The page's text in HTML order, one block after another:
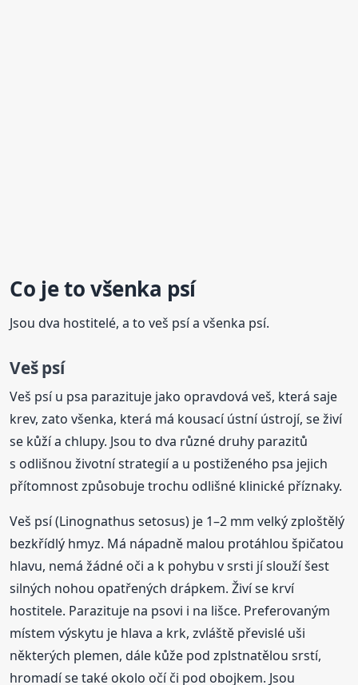
Co je to všenka psí
Jsou dva hostitelé, a to veš psí a všenka psí.
Veš psí
Veš psí u psa parazituje jako opravdová veš, která saje
krev, zato všenka, která má kousací ústní ústrojí, se živí
se kůží a chlupy. Jsou to dva různé druhy parazitů
s odlišnou životní strategií a u postiženého psa jejich
přítomnost způsobuje trochu odlišné klinické příznaky.
Veš psí (Linognathus setosus) je 1–2 mm velký zploštělý
bezkřídlý hmyz. Má nápadně malou protáhlou špičatou
hlavu, nemá žádné oči a k pohybu v srsti jí slouží šest
silných nohou opatřených drápkem. Živí se krví
hostitele. Parazituje na psovi i na lišce. Preferovaným
místem výskytu je hlava a krk, zvláště převislé uši
některých plemen, dále kůže pod zplstnatělou srstí,
hromadí se také okolo očí či pod obojkem. Jsou